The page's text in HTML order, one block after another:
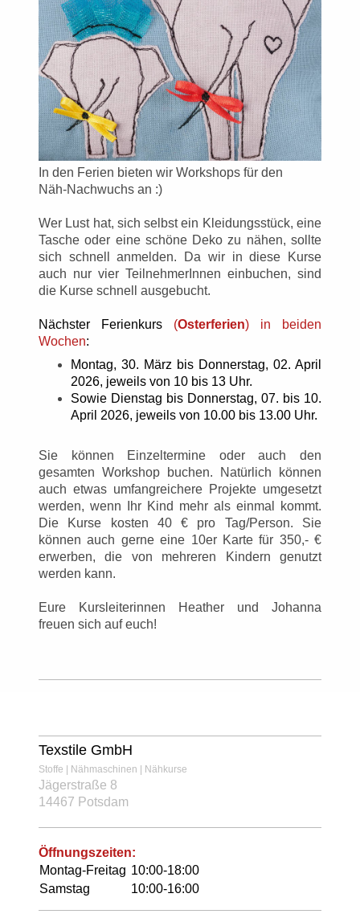
In den Ferien bieten wir Workshops für den
Näh-Nachwuchs an :)
Wer Lust hat, sich selbst ein Kleidungsstück, eine
Tasche oder eine schöne Deko zu nähen, sollte
sich schnell anmelden. Da wir in diese Kurse
auch nur vier TeilnehmerInnen einbuchen, sind
die Kurse schnell ausgebucht.
Nächster Ferienkurs (Osterferien) in beiden
Wochen:
Montag, 30. März bis Donnerstag, 02. April
2026, jeweils von 10 bis 13 Uhr.
Sowie Dienstag bis Donnerstag, 07. bis 10.
April 2026, jeweils von 10.00 bis 13.00 Uhr.
Sie können Einzeltermine oder auch den
gesamten Workshop buchen. Natürlich können
auch etwas umfangreichere Projekte umgesetzt
werden, wenn Ihr Kind mehr als einmal kommt.
Die Kurse kosten 40 € pro Tag/Person. Sie
können auch gerne eine 10er Karte für 350,- €
erwerben, die von mehreren Kindern genutzt
werden kann.
Eure Kursleiterinnen Heather und Johanna
freuen sich auf euch!
Texstile GmbH
Stoffe | Nähmaschinen | Nähkurse
Jägerstraße 8
14467 Potsdam
Öffnungszeiten:
Montag-Freitag 10:00-18:00
Samstag
10:00-16:00